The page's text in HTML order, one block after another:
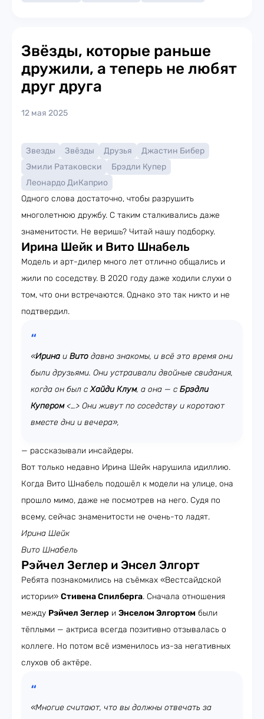
Звёзды, которые раньше
дружили, а теперь не любят
друг друга
12 мая 2025
Звезды Звёзды Друзья
Джастин Бибер
Эмили Ратаковски
Брэдли Купер
Леонардо ДиКаприо
Одного слова достаточно, чтобы разрушить
многолетнюю дружбу. С таким сталкивались даже
знаменитости. Не веришь? Читай нашу подборку.
Ирина Шейк и Вито Шнабель
Модель и арт-дилер много лет отлично общались и
жили по соседству. В 2020 году даже ходили слухи о
том, что они встречаются. Однако это так никто и не
подтвердил.
«Ирина и Вито давно знакомы, и всё это время они
были друзьями. Они устраивали двойные свидания,
когда он был сХайди Клум, а она — с Брэдли
Купером<…> Они живут по соседству и коротают
вместе дни и вечера»,
— рассказывали инсайдеры.
Вот только недавно Ирина Шейк нарушила идиллию.
Когда Вито Шнабель подошёл к модели на улице, она
прошло мимо, даже не посмотрев на него. Судя по
всему, сейчас знаменитости не очень-то ладят.
Ирина Шейк
Вито Шнабель
Рэйчел Зеглер и Энсел Элгорт
Ребята познакомились на съёмках «Вестсайдской
истории» Стивена Спилберга. Сначала отношения
между Рэйчел Зеглер и Энселом Элгортом были
тёплыми — актриса всегда позитивно отзывалась о
коллеге. Но потом всё изменилось из-за негативных
слухов об актёре.
«Многие считают, что вы должны отвечать за